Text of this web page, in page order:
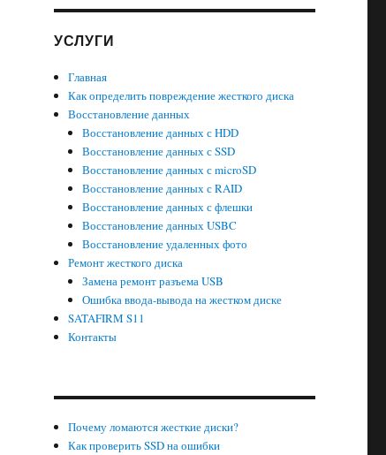
УСЛУГИ
Главная
Как определить повреждение жесткого диска
Восстановление данных
Восстановление данных с HDD
Восстановление данных с SSD
Восстановление данных с microSD
Восстановление данных с RAID
Восстановление данных с флешки
Восстановление данных USBC
Восстановление удаленных фото
Ремонт жесткого диска
Замена ремонт разъема USB
Ошибка ввода-вывода на жестком диске
SATAFIRM S11
Контакты
Почему ломаются жесткие диски?
Как проверить SSD на ошибки